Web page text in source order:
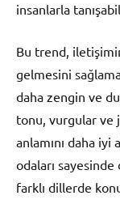
insanlarla
Bu trend,
gelmesini
daha zengin ve
tonu, vurgular ve
anlamını daha iyi
odaları sayesinde
farklı dillerde